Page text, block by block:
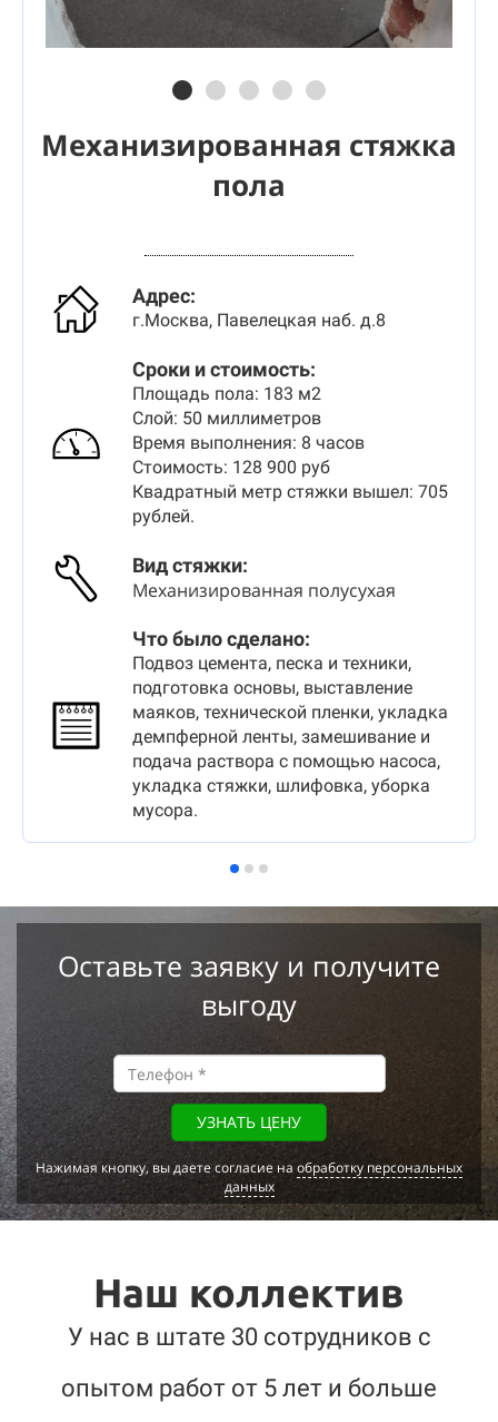
Механизированная стяжка
пола
Адрес:
г.Москва, Павелецкая наб. д.8
Сроки и стоимость:
Площадь пола: 183 м2
Слой: 50 миллиметров
Время выполнения: 8 часов
Стоимость: 128 900 руб
Квадратный метр стяжки вышел: 705
рублей.
Вид стяжки:
Механизированная полусухая
Что было сделано:
Подвоз цемента, песка и техники,
подготовка основы, выставление
маяков, технической пленки, укладка
демпферной ленты, замешивание и
подача раствора с помощью насоса,
укладка стяжки, шлифовка, уборка
мусора.
Оставьте заявку и получите
выгоду
УЗНАТЬ ЦЕНУ
Нажимая кнопку, вы даете согласие наобработку персональных
данных
Наш коллектив
У нас в штате 30 сотрудников с
опытом работ от 5 лет и больше